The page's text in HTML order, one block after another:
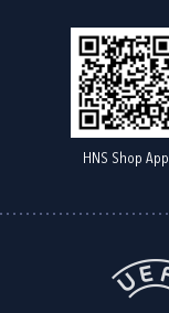
HNS Shop App